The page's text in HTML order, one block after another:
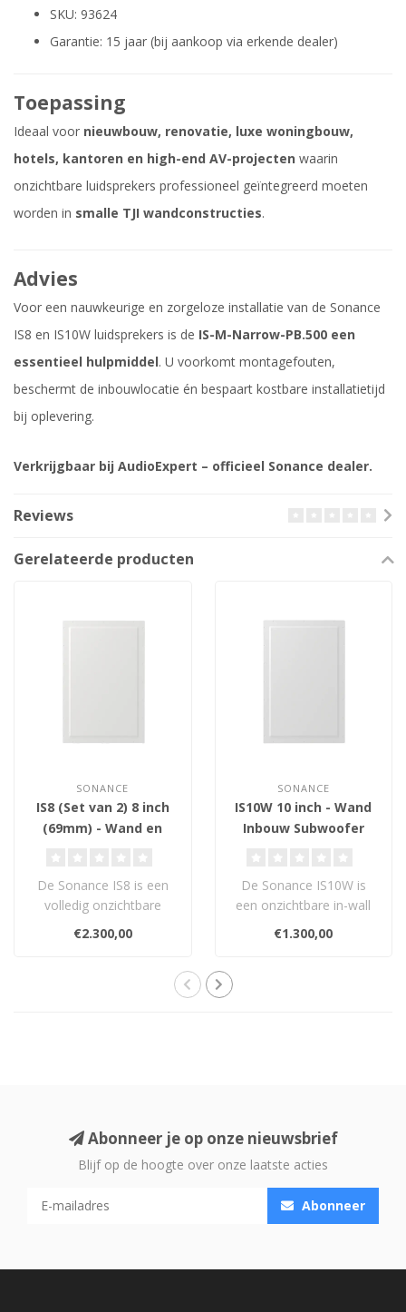
SKU: 93624
Garantie: 15 jaar (bij aankoop via erkende dealer)
Toepassing
Ideaal voor nieuwbouw, renovatie, luxe woningbouw,
hotels, kantoren en high-end AV-projecten waarin
onzichtbare luidsprekers professioneel geïntegreerd moeten
worden in smalle TJI wandconstructies.
Advies
Voor een nauwkeurige en zorgeloze installatie van de Sonance
IS8 en IS10W luidsprekers is de IS-M-Narrow-PB.500 een
essentieel hulpmiddel. U voorkomt montagefouten,
beschermt de inbouwlocatie én bespaart kostbare installatietijd
bij oplevering.
Verkrijgbaar bij AudioExpert – officieel Sonance dealer.
Reviews
Gerelateerde producten
SONANCE
IS8 (Set van 2) 8 inch
(69mm) - Wand en
De Sonance IS8 is een
volledig onzichtbare
luidspreker met 8″ Air
Flex woofer ..
€2.300,00
SONANCE
IS10W 10 inch - Wand
Inbouw Subwoofer
De Sonance IS10W is
een onzichtbare in-wall
subwoofer met een
krachtige 10” gl..
€1.300,00
Abonneer je op onze nieuwsbrief
Blijf op de hoogte over onze laatste acties
Abonneer